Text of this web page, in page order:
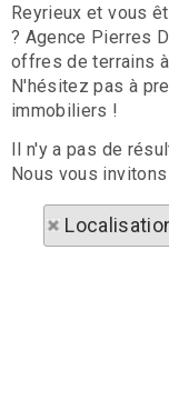
Reyrieux et vous
? Agence Pierres
offres de terrains
N'hésitez pas à
immobiliers !
Il n'y a pas de
Nous vous